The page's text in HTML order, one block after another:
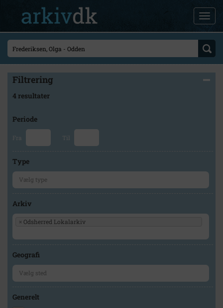
Filtrering
4 resultater
Periode
Fra Til
Type
Arkiv
× Odsherred Lokalarkiv
Geografi
Generelt